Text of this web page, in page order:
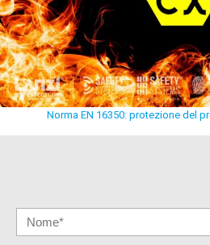
Norma EN 16350: protezione del